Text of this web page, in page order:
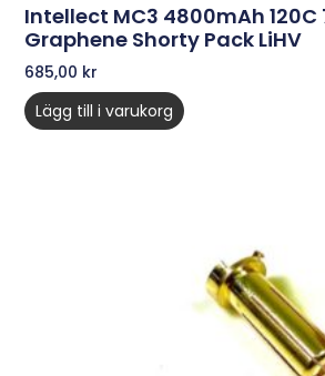
Intellect MC3 4800mAh 120C
Graphene Shorty Pack LiHV
685,00 kr
Lägg till i varukorg